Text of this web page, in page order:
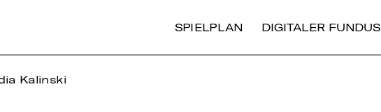
SPIELPLAN DIGITALER FUNDUS
Kalinski